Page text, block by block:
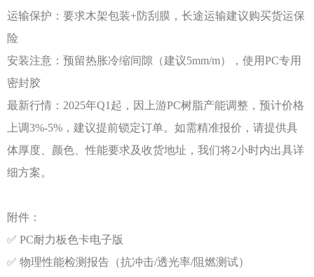
运输保护：要求木架包装+防刮膜，长途运输建议购买货运保
险
安装注意：预留热胀冷缩间隙（建议5mm/m），使用PC专用
密封胶
最新行情： 2025年Q1起，因上游PC树脂产能调整，预计价格
上调3%-5%，建议提前锁定订单。如需精准报价，请提供具
体厚度、颜色、性能要求及收货地址，我们将2小时内出具详
细方案。
附件：
✅ PC耐力板色卡电子版
✅ 物理性能检测报告（抗冲击/透光率/阻燃测试）